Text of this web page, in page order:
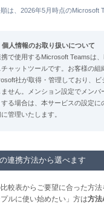
は、2026年5月時点のMicrosoft
個人情報のお取り扱いについて
で使用するMicrosoft Teamsは
チャットツールです。お客様の組
社が取得・管理しており、
ません。メンション設定でメン
る場合は、本サービスの設定に
管理いたします。
連携方法から選べます
較表からご要望に合った方
ルに使い始めたい」方は方法